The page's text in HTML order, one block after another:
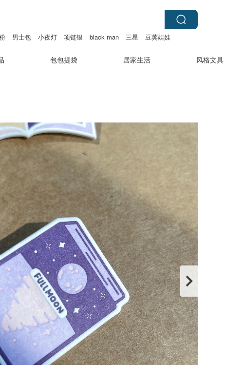
男士包 小夜灯 项链银 black man 三星 豆荚娃娃
包包提袋 居家生活 风格文具